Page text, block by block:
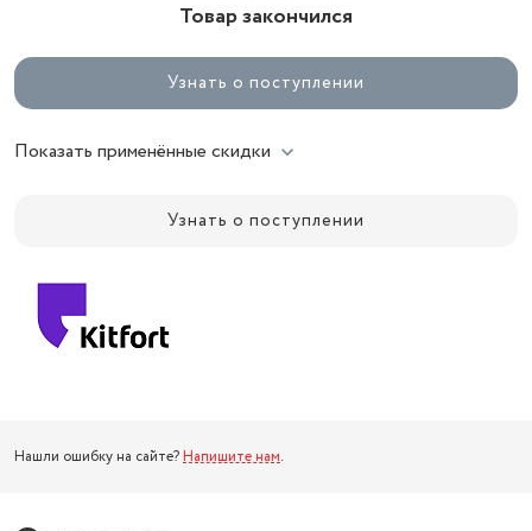
Товар закончился
Узнать о поступлении
Показать применённые скидки
Узнать о поступлении
Нашли ошибку на сайте? Напишите нам.